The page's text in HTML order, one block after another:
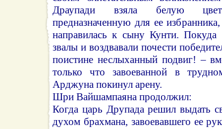
Драупади взяла белую
предназначенную для ее
направилась к сыну Кунти. Покуда
звалы и воздвавали почести
поистине неслыханный подвиг! –
только что завоеванной в
Арджуна покинул арену.
Шри Вайшампаяна продолжил:
Когда царь Друпада решил выдать
духом брахмана, завоевавшего ее